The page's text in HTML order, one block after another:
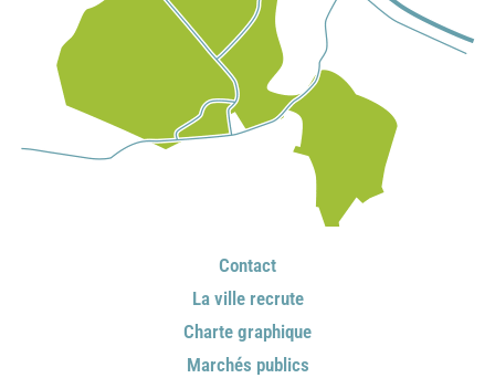
Contact
La ville recrute
Charte graphique
Marchés publics